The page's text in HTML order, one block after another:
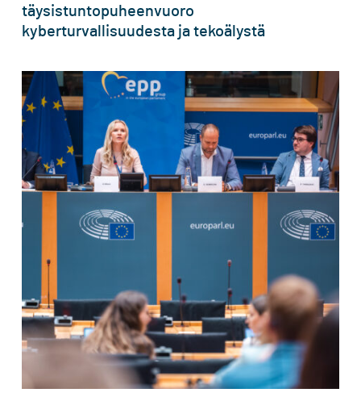
täysistuntopuheenvuoro
kyberturvallisuudesta ja tekoälystä